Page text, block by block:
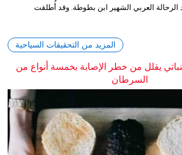
الرحالة العربي الشهير ابن بطوطة. وقد أُطلقت
المزيد من التحقيقات السياحية
يقلل من خطر الإصابة بخمسة أنواع من
السرطان